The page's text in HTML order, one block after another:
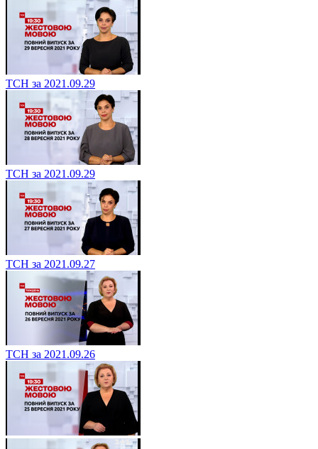
ТСН за 2021.09.29
ТСН за 2021.09.29
ТСН за 2021.09.27
ТСН за 2021.09.26